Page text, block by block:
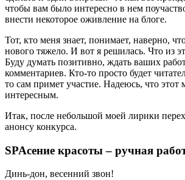
чтобы вам было интересно в нем
внести некоторое оживление на блоге.
Тот, кто меня знает, понимает, наверно,
нового тяжело. И вот я решилась. Что из
Буду думать позитивно, ждать ваших
комментариев. Кто-то просто будет
то сам примет участие. Надеюсь, что этот
интересным.
Итак, после небольшой моей лирики
анонсу конкурса.
SPAсение красоты – ручная
Динь-дон, весенний звон!